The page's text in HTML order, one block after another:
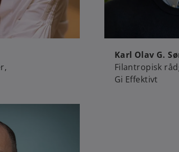
Karl Olav G.
Filantropisk
Gi Effektivt